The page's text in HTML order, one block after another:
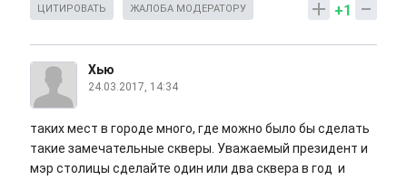
+1
ЦИТИРОВАТЬ ЖАЛОБА МОДЕРАТОРУ
Хью
24.03.2017, 14:34
таких мест в городе много, где можно было бы сделать
такие замечательные скверы. Уважаемый президент и
мэр столицы сделайте один или два сквера в год и